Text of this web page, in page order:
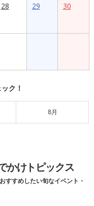
28 29 30
ク！
8月
かけトピックス
すすめしたい旬なイベント・